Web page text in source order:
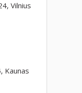
Vilnius
Kaunas